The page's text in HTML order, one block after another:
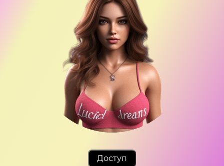
Доступ